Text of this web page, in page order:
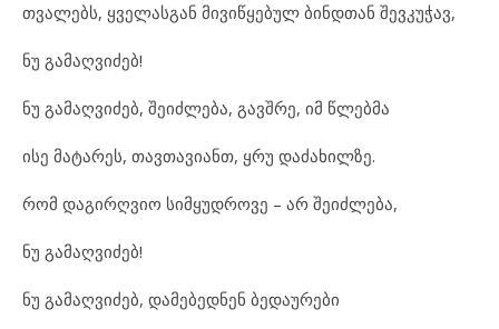
თვალებს, ყველასგან მივიწყებულ ბინდთან შევკუჭავ,
ნუ გამაღვიძებ!
ნუ გამაღვიძებ, შეიძლება, გავშრე, იმ წლებმა
ისე მატარეს, თავთავიანთ, ყრუ დაძახილზე.
რომ დაგირღვიო სიმყუდროვე – არ შეიძლება,
ნუ გამაღვიძებ!
ნუ გამაღვიძებ, დამებედნენ ბედაურები